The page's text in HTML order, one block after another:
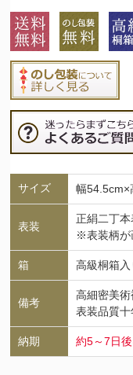
サイズ 幅54.5cm×
表装
正絹二丁本
※表装柄が
箱 高級桐箱入
備考
高細密美
表装品質十
納期 約5～7日